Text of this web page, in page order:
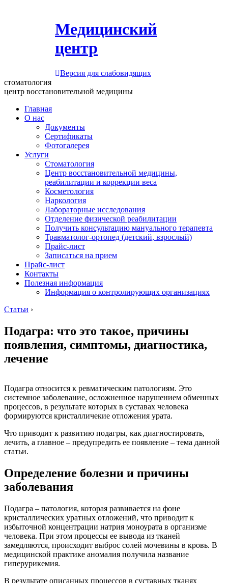
Медицинский
центр
Версия для слабовидящих
стоматология
центр восстановительной медицины
Главная
О нас
Документы
Сертификаты
Фотогалерея
Услуги
Стоматология
Центр восстановительной медицины,
реабилитации и коррекции веса
Косметология
Наркология
Лабораторные исследования
Отделение физической реабилитации
Получить консультацию мануального терапевта
Травматолог-ортопед (детский, взрослый)
Прайс-лист
Записаться на прием
Прайс-лист
Контакты
Полезная информация
Информация о контролирующих организациях
Статьи ›
Подагра: что это такое, причины
появления, симптомы, диагностика,
лечение
Подагра относится к ревматическим патологиям. Это
системное заболевание, осложненное нарушением обменных
процессов, в результате которых в суставах человека
формируются кристалличекие отложения урата.
Что приводит к развитию подагры, как диагностировать,
лечить, а главное – предупредить ее появление – тема данной
статьи.
Определение болезни и причины
заболевания
Подагра – патология, которая развивается на фоне
кристаллических уратных отложений, что приводит к
избыточной концентрации натрия моноурата в организме
человека. При этом процессы ее вывода из тканей
замедляются, происходит выброс солей мочевины в кровь. В
медицинской практике аномалия получила название
гиперурикемия.
В результате описанных процессов в суставных тканях